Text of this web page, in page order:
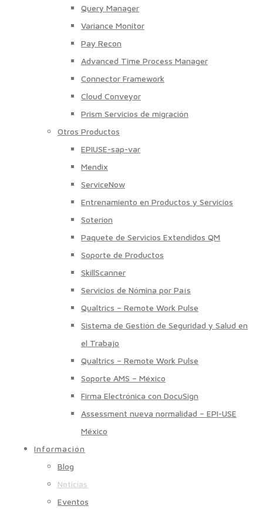
Query Manager
Variance Monitor
Pay Recon
Advanced Time Process Manager
Connector Framework
Cloud Conveyor
Prism Servicios de migración
Otros Productos
EPIUSE-sap-var
Mendix
ServiceNow
Entrenamiento en Productos y Servicios
Soterion
Paquete de Servicios Extendidos QM
Soporte de Productos
SkillScanner
Servicios de Nómina por País
Qualtrics – Remote Work Pulse
Sistema de Gestión de Seguridad y Salud en
el Trabajo
Qualtrics – Remote Work Pulse
Soporte AMS – México
Firma Electrónica con DocuSign
Assessment nueva normalidad – EPI-USE
México
Información
Blog
Noticias
Eventos